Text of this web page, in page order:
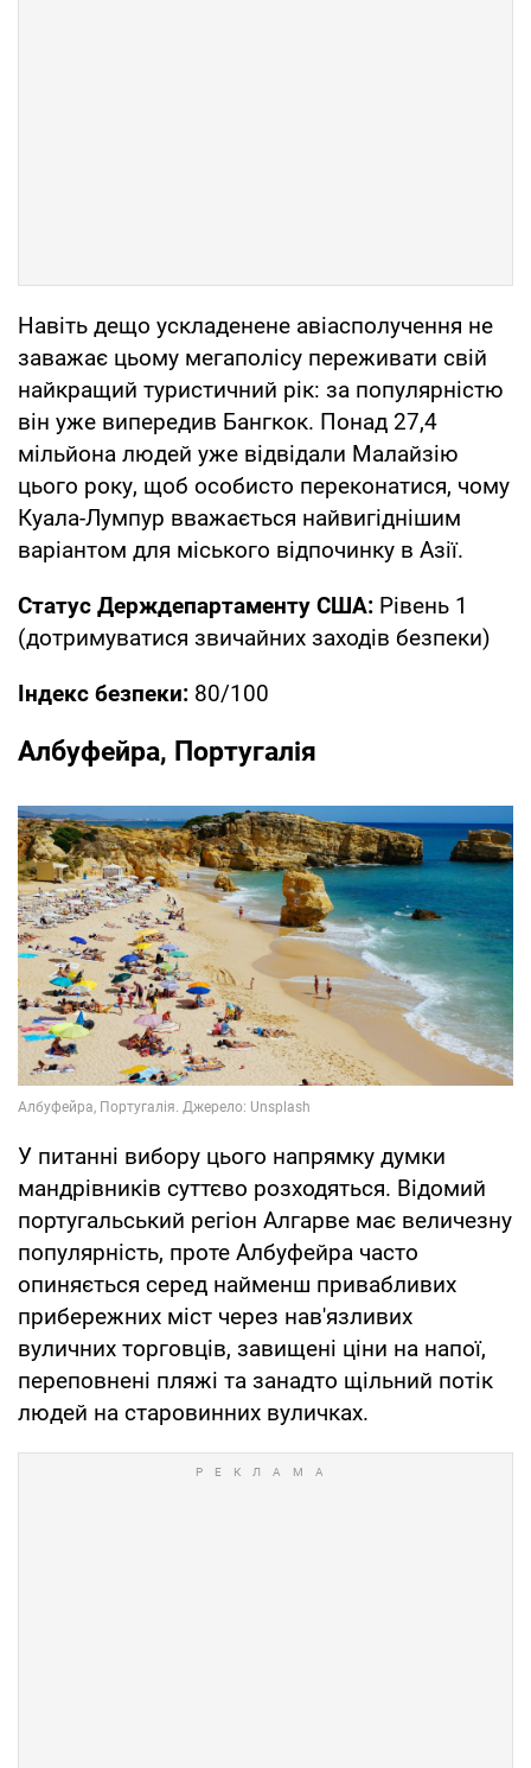
Навіть дещо ускладенене авіасполучення не
заважає цьому мегаполісу переживати свій
найкращий туристичний рік: за популярністю
він уже випередив Бангкок. Понад 27,4
мільйона людей уже відвідали Малайзію
цього року, щоб особисто переконатися, чому
Куала-Лумпур вважається найвигіднішим
варіантом для міського відпочинку в Азії.
Статус Держдепартаменту США: Рівень 1
(дотримуватися звичайних заходів безпеки)
Індекс безпеки: 80/100
Албуфейра, Португалія
У питанні вибору цього напрямку думки
мандрівників суттєво розходяться. Відомий
португальський регіон Алгарве має величезну
популярність, проте Албуфейра часто
опиняється серед найменш привабливих
прибережних міст через нав'язливих
вуличних торговців, завищені ціни на напої,
переповнені пляжі та занадто щільний потік
людей на старовинних вуличках.